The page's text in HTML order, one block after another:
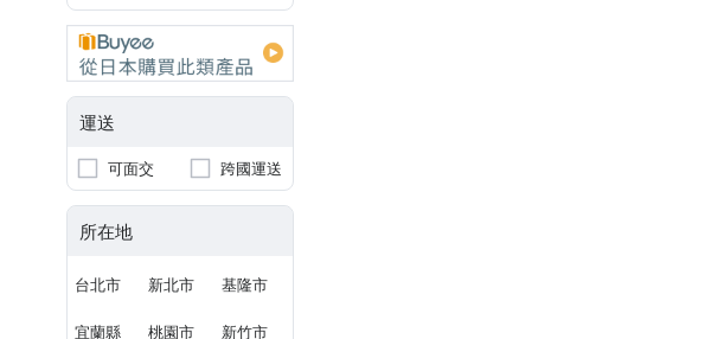
運送
可面交 跨國運送
所在地
台北市 新北市 基隆市
宜蘭縣 桃園市 新竹市